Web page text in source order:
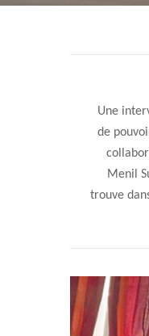
Une
de
Menil
trouve